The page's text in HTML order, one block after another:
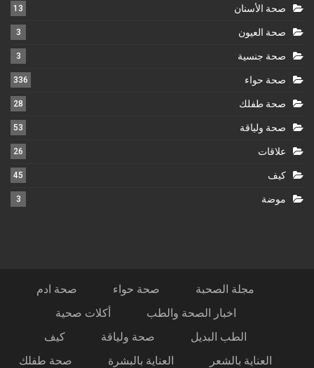
صحة الأسنان 13
صحة العيون 3
صحة جنسية 3
صحة حواء 336
صحة طفلك 28
صحة ولياقة 53
علاقات 26
كيف 45
موضة 3
مجلة الصحبة صحة حواء
صحة ادم
اخبار الصحة والطب
أكلات صحية
الطب البديل
صحة ولياقة
كيف
العناية بالشعر
العناية بالبشرة صحة طفلك